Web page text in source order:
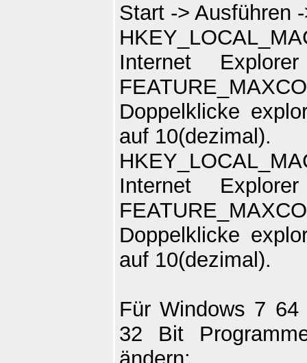
Start -> Ausführen
Internet
Doppelklicke
auf 10(dezimal).
Internet
Doppelklicke
auf 10(dezimal).
Für Windows 7
32 Bit